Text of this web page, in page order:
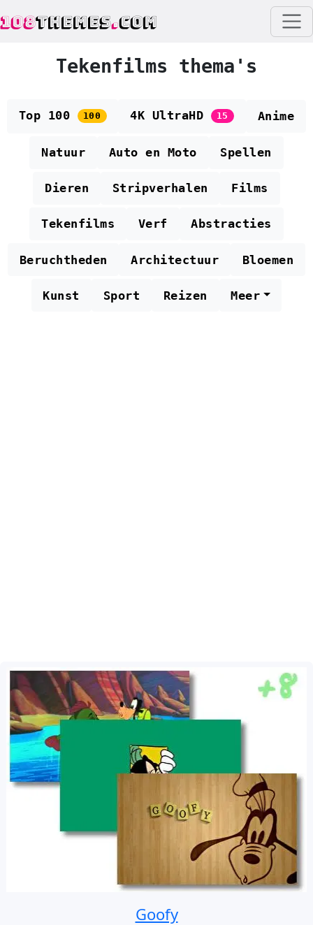
108THEMES.COM
Tekenfilms thema's
Top 100 100 4K UltraHD 15 Anime
Natuur Auto en Moto Spellen
Dieren Stripverhalen Films
Tekenfilms Verf Abstracties
Beruchtheden Architectuur Bloemen
Kunst Sport Reizen Meer
Goofy